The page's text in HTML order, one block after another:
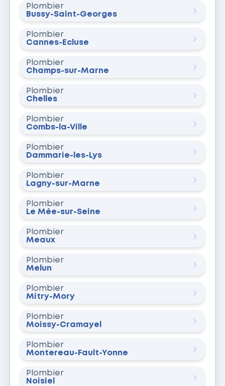
Plombier
Bussy-Saint-Georges
Plombier
Cannes-Écluse
Plombier
Champs-sur-Marne
Plombier
Chelles
Plombier
Combs-la-Ville
Plombier
Dammarie-les-Lys
Plombier
Lagny-sur-Marne
Plombier
Le Mée-sur-Seine
Plombier
Meaux
Plombier
Melun
Plombier
Mitry-Mory
Plombier
Moissy-Cramayel
Plombier
Montereau-Fault-Yonne
Plombier
Noisiel